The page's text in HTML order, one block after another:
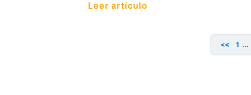
Leer artículo
<< 1 ...